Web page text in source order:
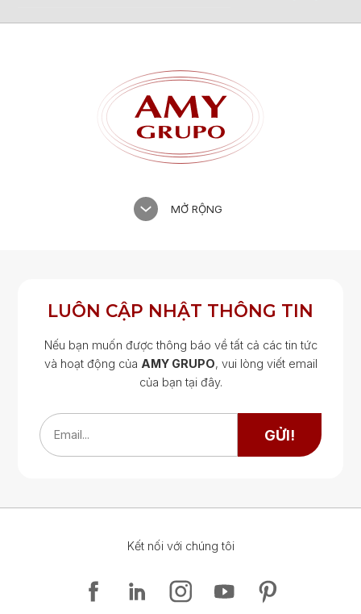
TẤM ĐÁ ỐP TƯỜNG PHỤ KIỆN
MỞ RỘNG
LUÔN CẬP NHẬT THÔNG TIN
Nếu bạn muốn được thông báo về tất cả các tin tức
và hoạt động của AMY GRUPO, vui lòng viết email
của bạn tại đây.
Email... GỬI!
Kết nối với chúng tôi